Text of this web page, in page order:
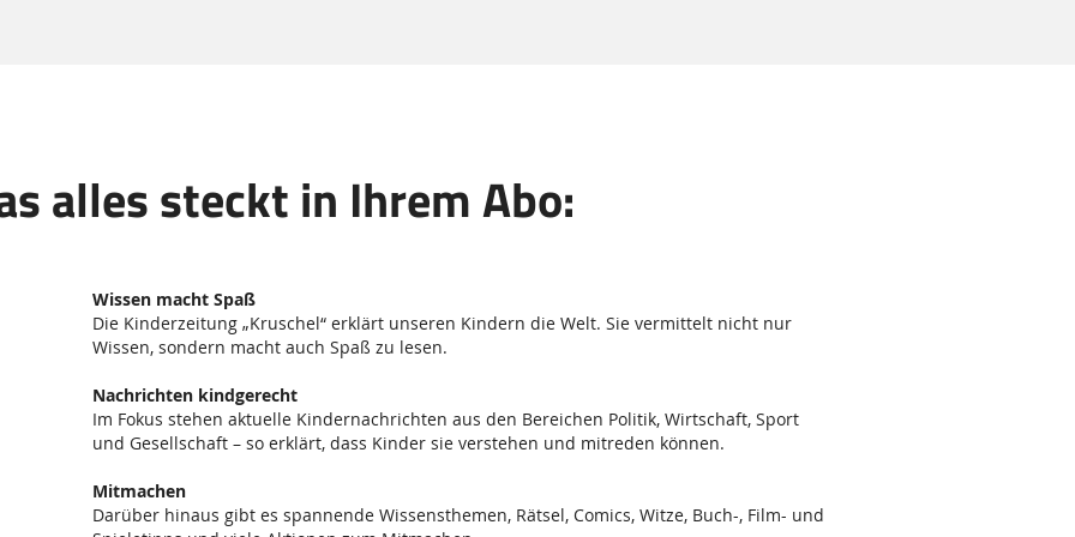
alles steckt in Ihrem Abo:
Wissen macht Spaß
Die Kinderzeitung „Kruschel“ erklärt unseren Kindern die Welt. Sie vermittelt nicht nur
Wissen, sondern macht auch Spaß zu lesen.
Nachrichten kindgerecht
Im Fokus stehen aktuelle Kindernachrichten aus den Bereichen Politik, Wirtschaft, Sport
und Gesellschaft – so erklärt, dass Kinder sie verstehen und mitreden können.
Mitmachen
Darüber hinaus gibt es spannende Wissensthemen, Rätsel, Comics, Witze, Buch-, Film- und